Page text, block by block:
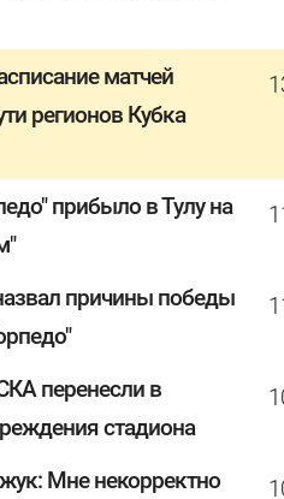
матчей
регионов Кубка
прибыло в Тулу на
причины победы
перенесли в
стадиона
Мне некорректно